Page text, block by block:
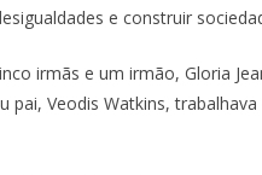
e construir
irmãs e um irmão, Gloria
pai, Veodis Watkins,